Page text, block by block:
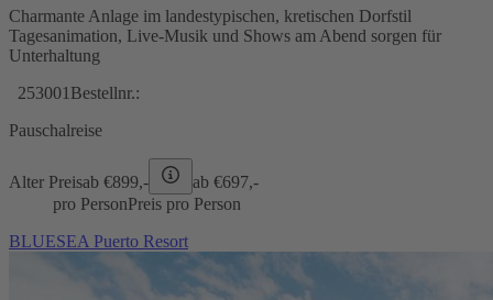
Charmante Anlage im landestypischen, kretischen Dorfstil
Tagesanimation, Live-Musik und Shows am Abend sorgen für
Unterhaltung
253001 Bestellnr.:
Pauschalreise
Alter Preisab €899,- ab €697,-
pro PersonPreis pro Person
BLUESEA Puerto Resort